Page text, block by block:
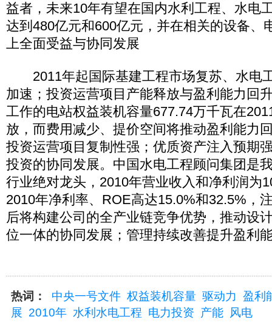
益者，未来10年有望在国内水利工程、水电
达到480亿元和600亿元，并在相关的设备、
上全面受益与协同发展
2011年起国际基建工程市场复苏、水电
加速；投资运营项目产能释放与盈利能力回
工作的电站权益装机容量677.74万千瓦在
放，而费用减少、提价空间将推动盈利能力
投资运营项目复制性强；优质资产注入预期
投资的协同发展。中国水电工程顾问集团是
行业绝对龙头，2010年营业收入和净利润为
2010年净利率、ROE高达15.0%和32.5%，
后将构建公司的全产业链竞争优势，推动设
位一体的协同发展；管理持续改善提升盈利
热词： 中央一号文件 权益装机容量 驱动力 盈利
展 2010年 水利水电工程 电力投资 产能 风电